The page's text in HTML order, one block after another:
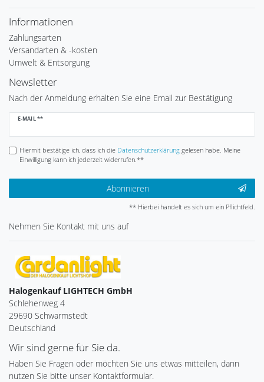
Informationen
Zahlungsarten
Versandarten & -kosten
Umwelt & Entsorgung
Newsletter
Nach der Anmeldung erhalten Sie eine Email zur Bestätigung
E-MAIL **
Newsletter
Hiermit bestätige ich, dass ich die Daten­schutz­erklärunggelesen habe. Meine
Einwilligung kann ich jederzeit widerrufen.**
Abonnieren
** Hierbei handelt es sich um ein Pflichtfeld.
Nehmen Sie Kontakt mit uns auf
Halogenkauf LIGHTECH GmbH
Schlehenweg 4
29690 Schwarmstedt
Deutschland
Wir sind gerne für Sie da.
Haben Sie Fragen oder möchten Sie uns etwas mitteilen, dann
nutzen Sie bitte unser Kontaktformular.